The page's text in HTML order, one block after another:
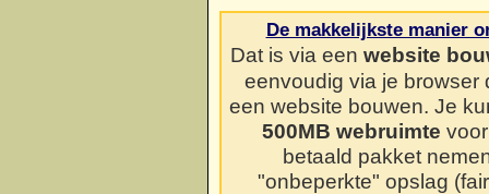
De makkelijkste manier
Dat is via een website
eenvoudig via je
een website bouwen. Je
500MB webruimte
betaald pakket
"onbeperkte" opslag